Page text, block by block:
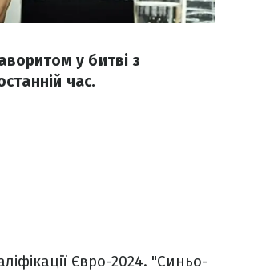
у битві з
час.
Євро-2024. "Синьо-